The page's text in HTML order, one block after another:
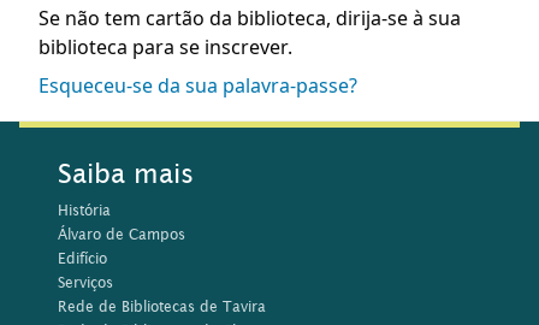
Se não tem cartão da biblioteca, dirija-se à sua
biblioteca para se inscrever.
Esqueceu-se da sua palavra-passe?
Saiba mais
História
Álvaro de Campos
Edifício
Serviços
Rede de Bibliotecas de Tavira